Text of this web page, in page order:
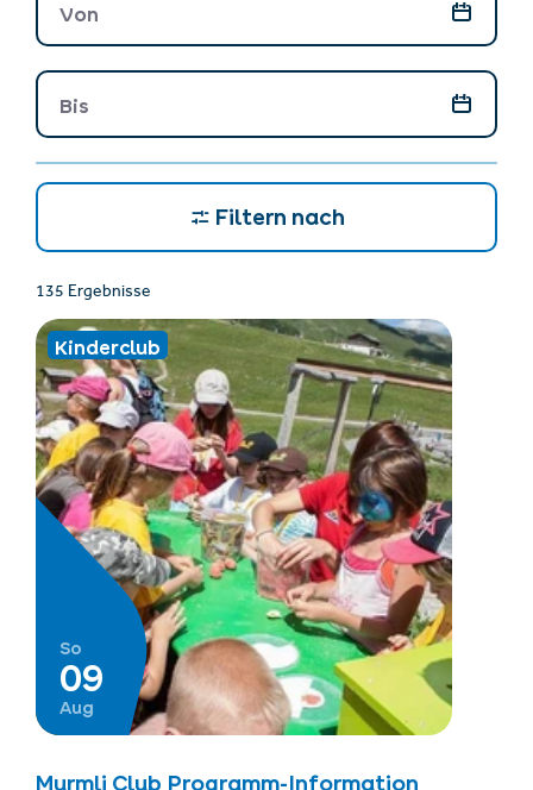
Von
Bis
Filtern nach
135 Ergebnisse
Kinderclub
So
09
Aug
Murmli Club Programm-Information